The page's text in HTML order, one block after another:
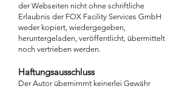
der Webseiten nicht ohne schriftliche
Erlaubnis der FOX Facility Services GmbH
weder kopiert, wiedergegeben,
heruntergeladen, veröffentlicht, übermittelt
noch vertrieben werden.
Haftungsausschluss
Der Autor übernimmt keinerlei Gewähr